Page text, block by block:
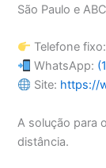
São Paulo e
Telefone fixo:
WhatsApp:
Site: https://
A solução para
distância.